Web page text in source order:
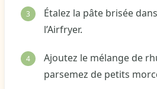
Étalez la pâte brisée
l’Airfryer.
Ajoutez le mélange de
parsemez de petits